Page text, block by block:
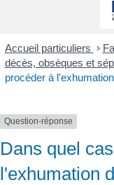
Accueil particuliers >
décès, obsèques et
procéder à
Question-réponse
Dans quel
l'exhumation